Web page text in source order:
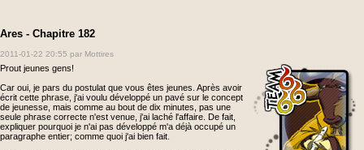
Ares - Chapitre 182
2011-01-22 20:55 par Mottires
Prout jeunes gens!
Car oui, je pars du postulat que vous êtes jeunes. Après avoir
écrit cette phrase, j'ai voulu développé un pavé sur le concept
de jeunesse, mais comme au bout de dix minutes, pas une
seule phrase correcte n'est venue, j'ai laché l'affaire. De fait,
expliquer pourquoi je n'ai pas développé m'a déjà occupé un
paragraphe entier; comme quoi j'ai bien fait.